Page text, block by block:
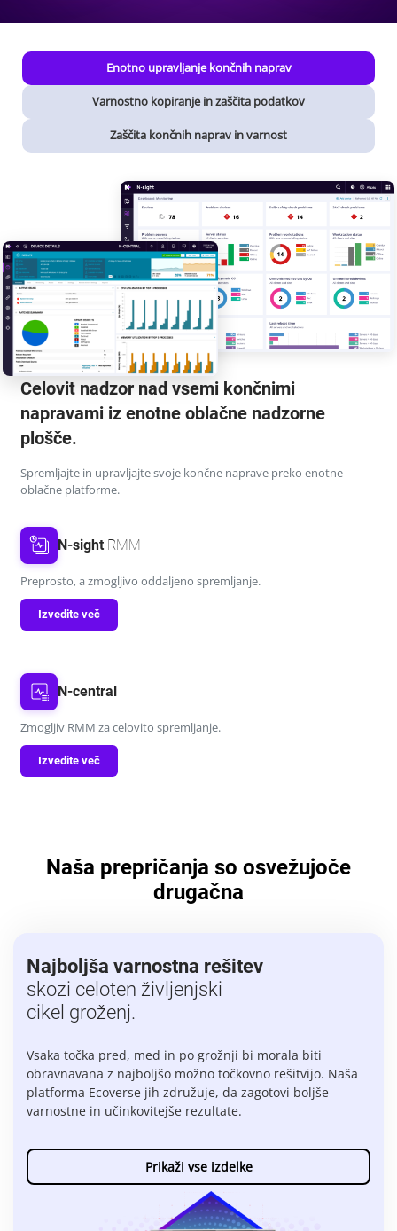
Enotno upravljanje končnih naprav
Varnostno kopiranje in zaščita podatkov
Zaščita končnih naprav in varnost
Celovit nadzor nad vsemi končnimi
napravami iz enotne oblačne nadzorne
plošče.
Spremljajte in upravljajte svoje končne naprave preko enotne
oblačne platforme.
N-sight RMM
Preprosto, a zmogljivo oddaljeno spremljanje.
Izvedite več
N-central
Zmogljiv RMM za celovito spremljanje.
Izvedite več
Naša prepričanja so osvežujoče
drugačna
Najboljša varnostna rešitev
skozi celoten življenjski
cikel groženj.
Vsaka točka pred, med in po grožnji bi morala biti
obravnavana z najboljšo možno točkovno rešitvijo. Naša
platforma Ecoverse jih združuje, da zagotovi boljše
varnostne in učinkovitejše rezultate.
Prikaži vse izdelke